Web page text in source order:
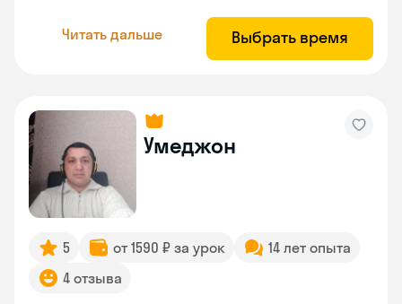
Читать дальше Выбрать время
Умеджон
5 от 1590 ₽ за урок
14 лет опыта
4 отзыва